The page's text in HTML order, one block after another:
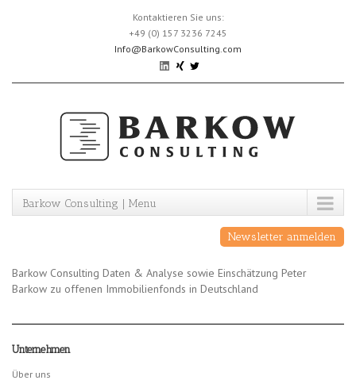
Kontaktieren Sie uns:
+49 (0) 157 3236 7245
Info@BarkowConsulting.com
Barkow Consulting | Menu
Newsletter anmelden
Barkow Consulting Daten & Analyse sowie Einschätzung Peter
Barkow zu offenen Immobilienfonds in Deutschland
Unternehmen
Über uns